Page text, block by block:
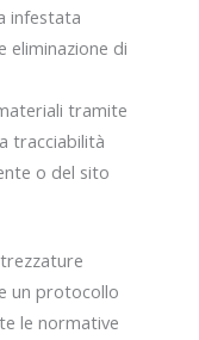
infestata
eliminazione di
tramite
tracciabilità
o del sito
un protocollo
le normative